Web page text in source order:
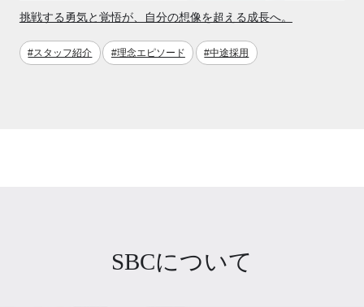
挑戦する勇気と覚悟が、自分の想像を超える成長へ。
#スタッフ紹介 #理念エピソード #中途採用
SBCについて